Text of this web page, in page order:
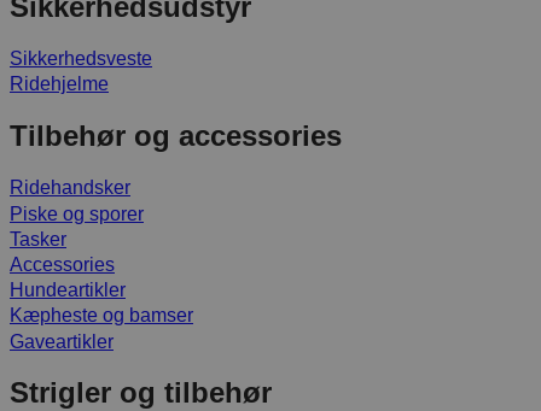
Sikkerhedsudstyr
Sikkerhedsveste
Ridehjelme
Tilbehør og accessories
Ridehandsker
Piske og sporer
Tasker
Accessories
Hundeartikler
Kæpheste og bamser
Gaveartikler
Strigler og tilbehør